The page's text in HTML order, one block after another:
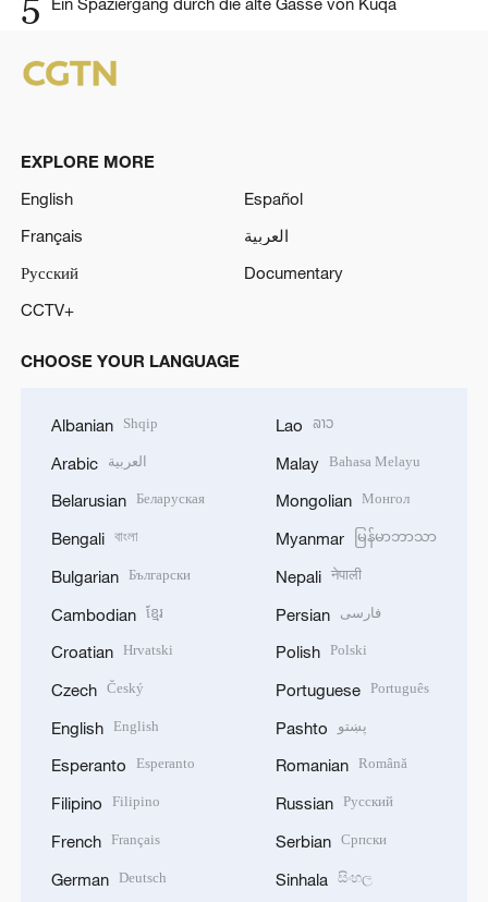
5
EXPLORE MORE
English
Español
Français
العربية
Русский
Documentary
CCTV+
CHOOSE YOUR LANGUAGE
Albanian Shqip
Arabic العربية
Belarusian Беларуская
Bengali বাংলা
Bulgarian Български
Cambodian ខ្មែរ
Croatian Hrvatski
Czech Český
English English
Esperanto Esperanto
Filipino Filipino
French Français
German Deutsch
Lao ລາວ
Malay Bahasa Melayu
Mongolian Монгол
Myanmar မြန်မာဘာသာ
Nepali नेपाली
Persian فارسی
Polish Polski
Portuguese Português
Pashto پښتو
Romanian Română
Russian Русский
Serbian Српски
Sinhala සිංහල